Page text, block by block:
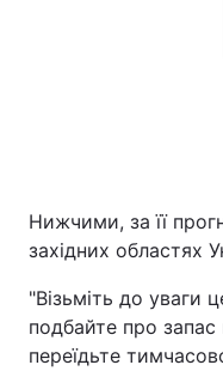
Нижчими, за її
західних областях
"Візьміть до уваги
подбайте про
переїдьте